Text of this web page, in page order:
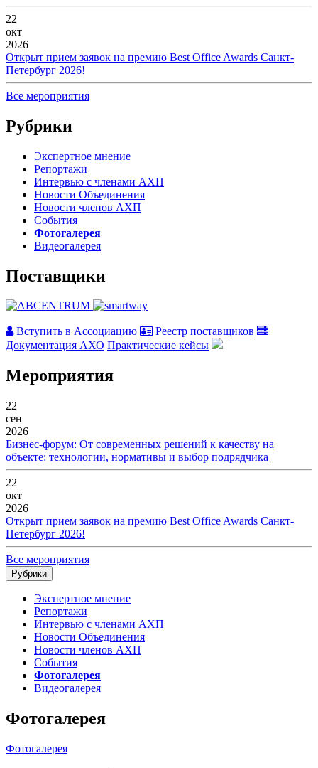
22
окт
2026
Открыт прием заявок на премию Best Office Awards Санкт-
Петербург 2026!
Все мероприятия
Рубрики
Экспертное мнение
Репортажи
Интервью с членами АХП
Новости Объединения
Новости членов АХП
События
Фотогалерея
Видеогалерея
Поставщики
Вступить в Ассоциацию
Реестр поставщиков
Документация АХО Практические кейсы
Мероприятия
22
сен
2026
Бизнес-форум: От современных решений к качеству на
объекте: технологии, нормативы и выбор подрядчика
22
окт
2026
Открыт прием заявок на премию Best Office Awards Санкт-
Петербург 2026!
Все мероприятия
Рубрики
Экспертное мнение
Репортажи
Интервью с членами АХП
Новости Объединения
Новости членов АХП
События
Фотогалерея
Видеогалерея
Фотогалерея
Фотогалерея